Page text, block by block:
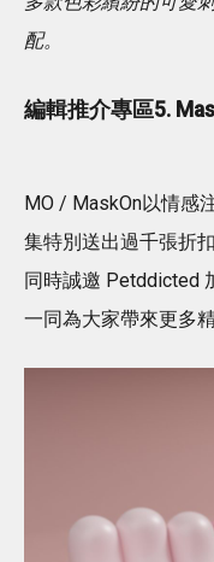
配。
編輯推介專區5.
MO / MaskOn以情感
集特別送出過千張折
同時誠邀 Petddicted
一同為大家帶來更多精